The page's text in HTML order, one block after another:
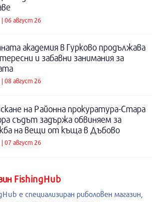
06 август 26
академия в Гурково продължава
и забавни занимания за
08 август 26
на Районна прокуратура-Стара
съдът задържа обвиняем за
на вещи от къща в Дъбово
07 август 26
FishingHub
е специализиран риболовен магазин,